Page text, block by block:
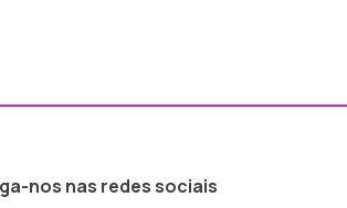
nos nas redes sociais